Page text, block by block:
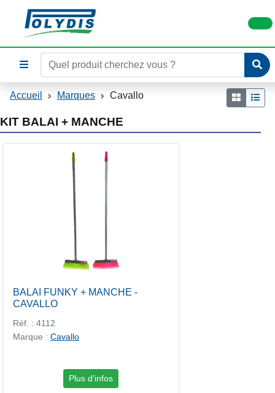
Accueil Marques Cavallo
KIT BALAI + MANCHE
BALAI FUNKY + MANCHE -
CAVALLO
Réf. : 4112
Marque : Cavallo
Plus d'infos